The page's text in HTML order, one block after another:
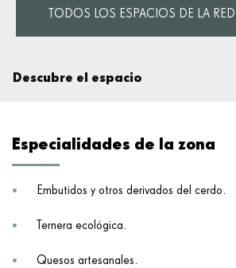
TODOS LOS ESPACIOS DE LA RED
Información práctica
Descubre el espacio
Geología
Alimentación y territorio
La labor de la Fundación
Especialidades de la zona
Embutidos y otros derivados del cerdo.
Ternera ecológica.
Quesos artesanales.